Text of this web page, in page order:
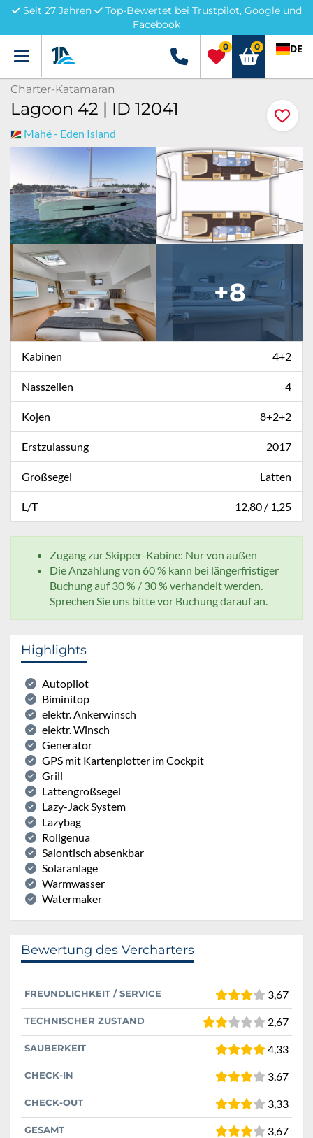
Seit 27 Jahren
Top-Bewertet bei Trustpilot, Google und
Facebook
Menü +49 5741 3222690
0 0 DE
Charter-Katamaran
Lagoon 42 | ID 12041
Mahé - Eden Island
+8
Kabinen 4+2
Nasszellen 4
Kojen 8+2+2
Erstzulassung 2017
Großsegel Latten
L/T 12,80 / 1,25
Zugang zur Skipper-Kabine: Nur von außen
Die Anzahlung von 60 % kann bei längerfristiger
Buchung auf 30 % / 30 % verhandelt werden.
Sprechen Sie uns bitte vor Buchung darauf an.
Highlights
Autopilot
Biminitop
elektr. Ankerwinsch
elektr. Winsch
Generator
GPS mit Kartenplotter im Cockpit
Grill
Lattengroßsegel
Lazy-Jack System
Lazybag
Rollgenua
Salontisch absenkbar
Solaranlage
Warmwasser
Watermaker
Bewertung des Vercharters
FREUNDLICHKEIT / SERVICE 3,67
TECHNISCHER ZUSTAND 2,67
SAUBERKEIT 4,33
CHECK-IN 3,67
CHECK-OUT 3,33
GESAMT 3,67